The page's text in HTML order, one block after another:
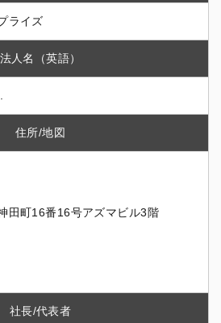
ライズ
法人名（英語）
住所/地図
田町16番16号アズマビル3階
社長/代表者